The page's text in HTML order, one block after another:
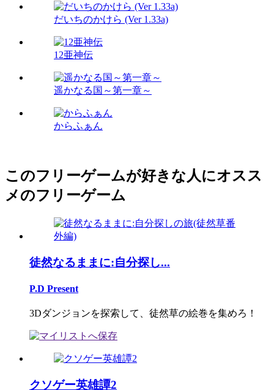
だいちのかけら (Ver 1.33a)
12亜神伝
遥かなる国～第一章～
からふぁん
このフリーゲームが好きな人にオスス
メのフリーゲーム
徒然なるままに:自分探し...
P.D Present
3Dダンジョンを探索して、徒然草の絵巻を集めろ！
クソゲー英雄譚2